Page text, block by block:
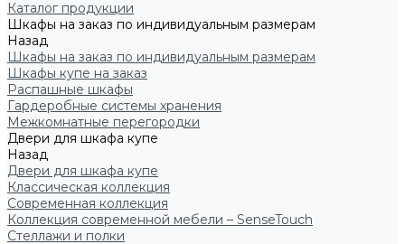
Каталог продукции
Шкафы на заказ по индивидуальным размерам
Назад
Шкафы на заказ по индивидуальным размерам
Шкафы купе на заказ
Распашные шкафы
Гардеробные системы хранения
Межкомнатные перегородки
Двери для шкафа купе
Назад
Двери для шкафа купе
Классическая коллекция
Современная коллекция
Коллекция современной мебели – SenseTouch
Стеллажи и полки